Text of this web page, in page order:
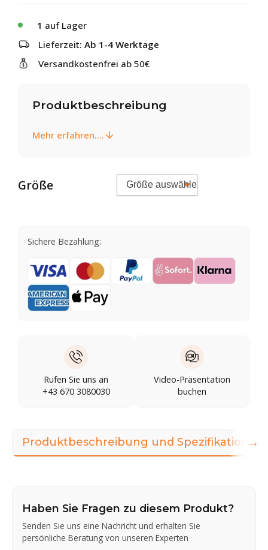
1 auf Lager
Lieferzeit: Ab 1-4 Werktage
Versandkostenfrei ab 50€
Produktbeschreibung
Mehr erfahren....
Größe
Sichere Bezahlung:
Rufen Sie uns an
+43 670 3080030
Video-Präsentation
buchen
Produktbeschreibung und Spezifikationen
Haben Sie Fragen zu diesem Produkt?
Senden Sie uns eine Nachricht und erhalten Sie
persönliche Beratung von unseren Experten
→